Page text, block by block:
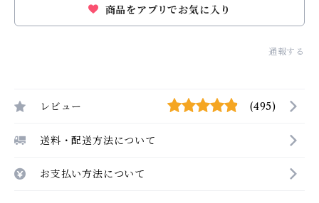
商品をアプリでお気に入り
通報する
レビュー (495)
送料・配送方法について
お支払い方法について